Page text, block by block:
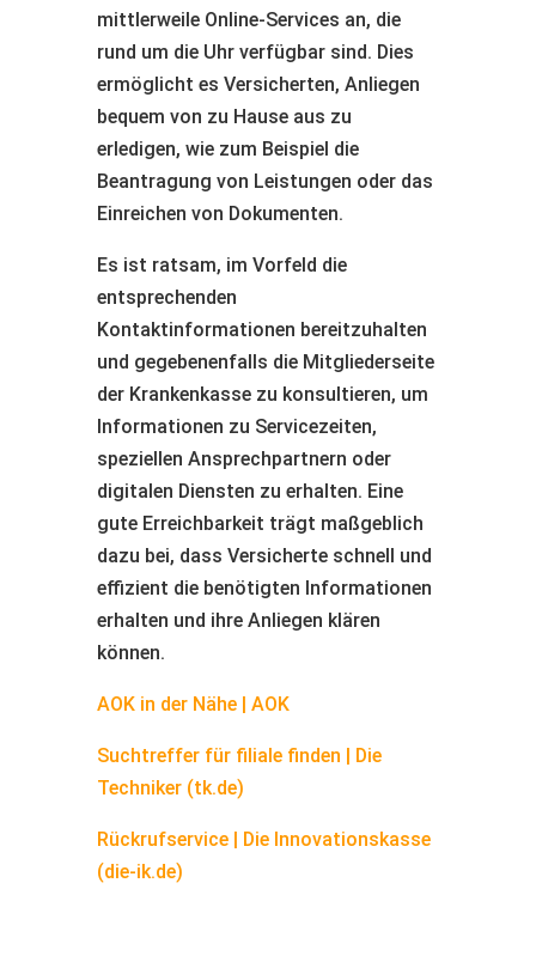
mittlerweile Online-Services an, die
rund um die Uhr verfügbar sind. Dies
ermöglicht es Versicherten, Anliegen
bequem von zu Hause aus zu
erledigen, wie zum Beispiel die
Beantragung von Leistungen oder das
Einreichen von Dokumenten.
Es ist ratsam, im Vorfeld die
entsprechenden
Kontaktinformationen bereitzuhalten
und gegebenenfalls die Mitgliederseite
der Krankenkasse zu konsultieren, um
Informationen zu Servicezeiten,
speziellen Ansprechpartnern oder
digitalen Diensten zu erhalten. Eine
gute Erreichbarkeit trägt maßgeblich
dazu bei, dass Versicherte schnell und
effizient die benötigten Informationen
erhalten und ihre Anliegen klären
können.
AOK in der Nähe | AOK
Suchtreffer für filiale finden | Die
Techniker (tk.de)
Rückrufservice | Die Innovationskasse
(die-ik.de)